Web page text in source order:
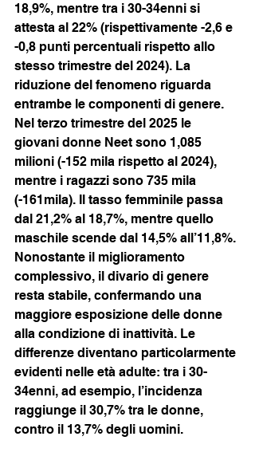
18,9%, mentre tra i 30-34enni si
attesta al 22% (rispettivamente -2,6 e
-0,8 punti percentuali rispetto allo
stesso trimestre del 2024). La
riduzione del fenomeno riguarda
entrambe le componenti di genere.
Nel terzo trimestre del 2025 le
giovani donne Neet sono 1,085
milioni (-152 mila rispetto al 2024),
mentre i ragazzi sono 735 mila
(-161mila). Il tasso femminile passa
dal 21,2% al 18,7%, mentre quello
maschile scende dal 14,5% all’11,8%.
Nonostante il miglioramento
complessivo, il divario di genere
resta stabile, confermando una
maggiore esposizione delle donne
alla condizione di inattività. Le
differenze diventano particolarmente
evidenti nelle età adulte: tra i 30-
34enni, ad esempio, l’incidenza
raggiunge il 30,7% tra le donne,
contro il 13,7% degli uomini.